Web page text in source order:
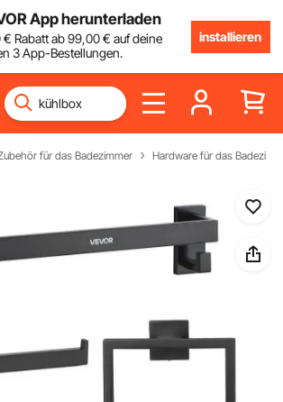
App herunterladen
€ Rabatt ab99,00€ auf deine
3 App-Bestellungen.
installieren
für das Badezimmer Hardware für das